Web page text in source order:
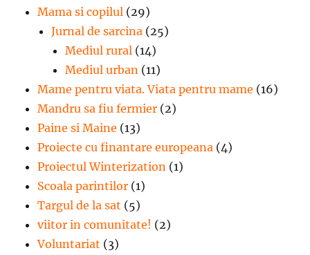
Mama si copilul (29)
Jurnal de sarcina (25)
Mediul rural (14)
Mediul urban (11)
Mame pentru viata. Viata pentru mame (16)
Mandru sa fiu fermier (2)
Paine si Maine (13)
Proiecte cu finantare europeana (4)
Proiectul Winterization (1)
Scoala parintilor (1)
Targul de la sat (5)
viitor in comunitate! (2)
Voluntariat (3)